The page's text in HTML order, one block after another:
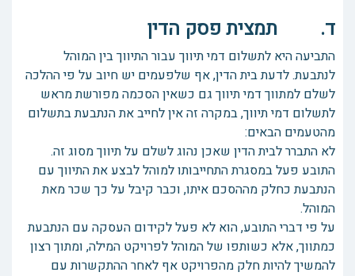
ד. תמצית פסק הדין
התביעה היא לתשלום דמי תיווך עבור התיווך בין המוהל
לנתבעת. לדעת בית הדין, אף שלפעמים יש חיוב על פי ההלכה
לשלם למתווך דמי תיווך גם כשאין הסכמה מפורשת מראש
לתשלום דמי תיווך, במקרה זה אין לחייב את הנתבעת בתשלום
מהטעמים הבאים:
לא התברר לבית הדין שאכן נהוג לשלם על תיווך מסוג זה.
התובע פעל במסגרת התחייבותו למוהל לבצע את התיווך עם
הנתבעת כחלק מההסכם איתו, וכבר קיבל על כך שכר מאת
המוהל.
על פי דברי התובע, הוא לא פעל לקידום העסקה עם הנתבעת
כמתווך, אלא כשותפו של המוהל לפרויקט המילה, ומתוך רצון
להמשיך להיות חלק מהפרויקט אף לאחר ההתקשרות עם